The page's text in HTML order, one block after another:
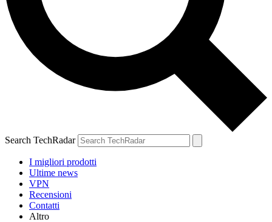
Search TechRadar
I migliori prodotti
Ultime news
VPN
Recensioni
Contatti
Altro